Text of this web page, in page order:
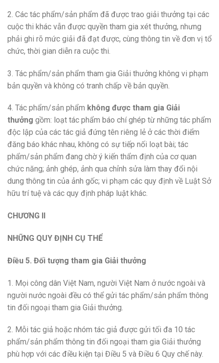
2. Các tác phẩm/sản phẩm đã được trao giải thưởng tại các
cuộc thi khác vẫn được quyền tham gia xét thưởng, nhưng
phải ghi rõ mức giải đã đạt được, cùng thông tin về đơn vị tổ
chức, thời gian diễn ra cuộc thi.
3. Tác phẩm/sản phẩm tham gia Giải thưởng không vi phạm
bản quyền và không có tranh chấp về bản quyền.
4. Tác phẩm/sản phẩm không được tham gia Giải
thưởng gồm: loạt tác phẩm báo chí ghép từ những tác phẩm
độc lập của các tác giả đứng tên riêng lẻ ở các thời điểm
đăng báo khác nhau, không có sự tiếp nối loạt bài; tác
phẩm/sản phẩm đang chờ ý kiến thẩm định của cơ quan
chức năng; ảnh ghép, ảnh qua chỉnh sửa làm thay đổi nội
dung thông tin của ảnh gốc; vi phạm các quy định về Luật Sở
hữu trí tuệ và các quy định pháp luật khác.
CHƯƠNG II
NHỮNG QUY ĐỊNH CỤ THỂ
Điều 5. Đối tượng tham gia Giải thưởng
1. Mọi công dân Việt Nam, người Việt Nam ở nước ngoài và
người nước ngoài đều có thể gửi tác phẩm/sản phẩm thông
tin đối ngoại tham gia Giải thưởng.
2. Mỗi tác giả hoặc nhóm tác giả được gửi tối đa 10 tác
phẩm/sản phẩm thông tin đối ngoại tham gia Giải thưởng
phù hợp với các điều kiện tại Điều 5 và Điều 6 Quy chế này.